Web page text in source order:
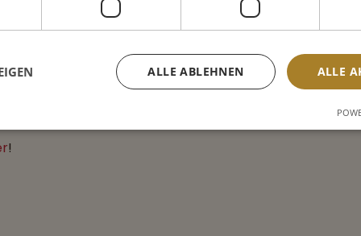
bei maximal +2°C auf.
der Verpackung auftauen, da
!
ALLE
ALLE ABLEHNEN